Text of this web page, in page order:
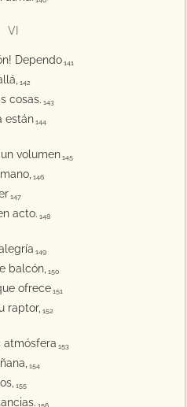
VI
Dependo 141
142
cosas. 143
están 144
volumen 145
146
147
acto. 148
149
balcón, 150
ofrece 151
raptor, 152
atmósfera 153
154
155
156